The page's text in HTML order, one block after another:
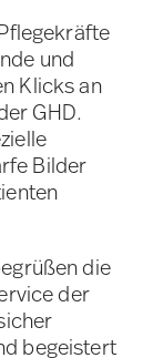
und
Klicks an
GHD.
Bilder
die
der
begeistert